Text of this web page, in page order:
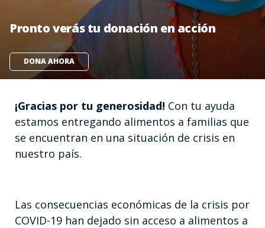
Pronto verás tu donación en acción
DONA AHORA
¡Gracias por tu generosidad! Con tu ayuda
estamos entregando alimentos a familias que
se encuentran en una situación de crisis en
nuestro país.
Las consecuencias económicas de la crisis por
COVID-19 han dejado sin acceso a alimentos a